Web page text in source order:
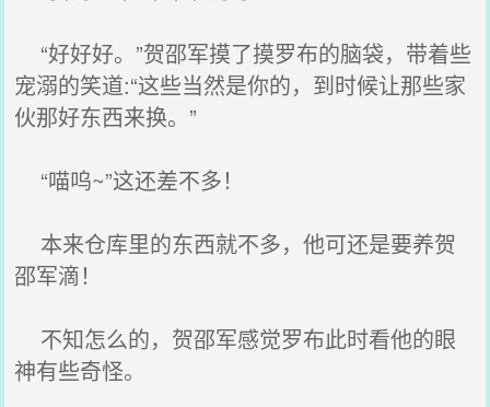
“好好好。”贺邵军摸了摸罗布的脑袋，带着些
宠溺的笑道:“这些当然是你的，到时候让那些家
伙那好东西来换。”
“喵呜~”这还差不多！
本来仓库里的东西就不多，他可还是要养贺
邵军滴！
不知怎么的，贺邵军感觉罗布此时看他的眼
神有些奇怪。